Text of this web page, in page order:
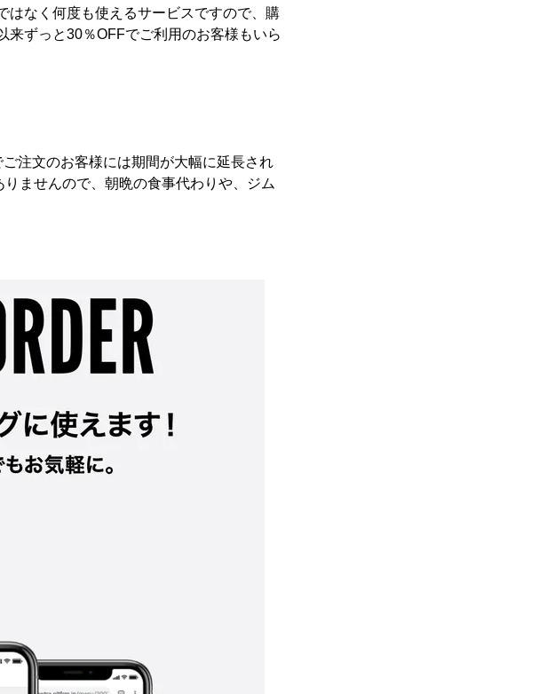
はなく何度も使えるサービスですので、購
来ずっと30％OFFでご利用のお客様もいら
注文のお客様には期間が大幅に延長され
ませんので、朝晩の食事代わりや、ジム